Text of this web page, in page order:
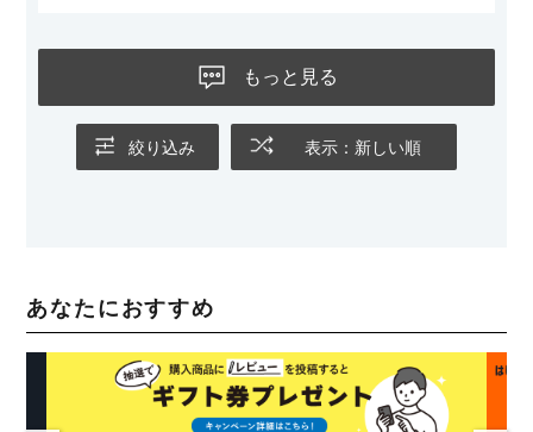
もっと見る
絞り込み 表示：新しい順
あなたにおすすめ